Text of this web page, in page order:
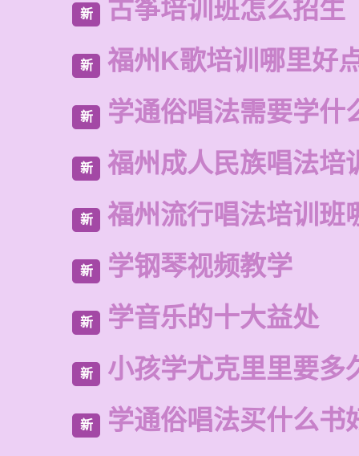
新 古筝培训班怎么招生
新 福州K歌培训哪里好
新 学通俗唱法需要学什
新 福州成人民族唱法培
新 福州流行唱法培训班
新 学钢琴视频教学
新 学音乐的十大益处
新 小孩学尤克里里要多
新 学通俗唱法买什么书